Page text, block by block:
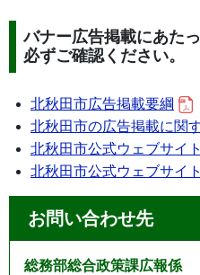
バナー広告掲載にあた
必ずご確認ください。
北秋田市広告掲載要綱
北秋田市の広告掲載に関
北秋田市公式ウェブサイ
北秋田市公式ウェブサイ
お問い合わせ先
総務部総合政策課広報係